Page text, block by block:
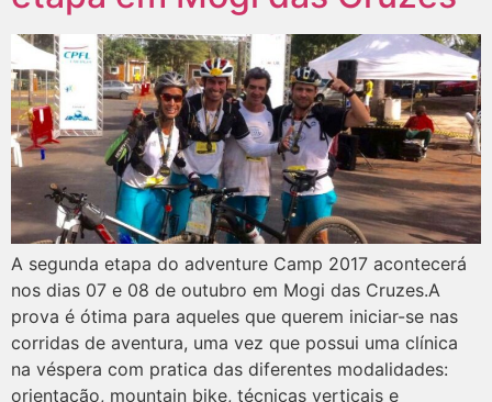
A segunda etapa do adventure Camp 2017 acontecerá
nos dias 07 e 08 de outubro em Mogi das Cruzes.A
prova é ótima para aqueles que querem iniciar-se nas
corridas de aventura, uma vez que possui uma clínica
na véspera com pratica das diferentes modalidades:
orientação, mountain bike, técnicas verticais e